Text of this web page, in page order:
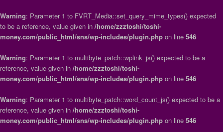
Warning: Parameter 1 to FVRT_Media::set_query_mime_types() expected
to be a reference, value given in /home/zzztoshi/toshi-
money.com/public_html/sns/wp-includes/plugin.php on line 546
Warning: Parameter 1 to multibyte_patch::wplink_js() expected to be a
reference, value given in /home/zzztoshi/toshi-
money.com/public_html/sns/wp-includes/plugin.php on line 546
Warning: Parameter 1 to multibyte_patch::word_count_js() expected to be a
reference, value given in /home/zzztoshi/toshi-
money.com/public_html/sns/wp-includes/plugin.php on line 546